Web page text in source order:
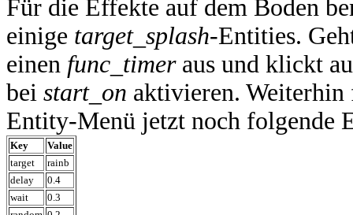
Für die Effekte auf dem Boden
einige target_splash-Entities.
einen func_timeraus und klickt
bei start_on aktivieren.
Entity-Menü jetzt noch folgende
Key
Value
target
rainb
delay
0.4
wait
0.3